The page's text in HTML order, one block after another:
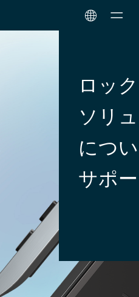
ロック
ソリ
につ
サポ